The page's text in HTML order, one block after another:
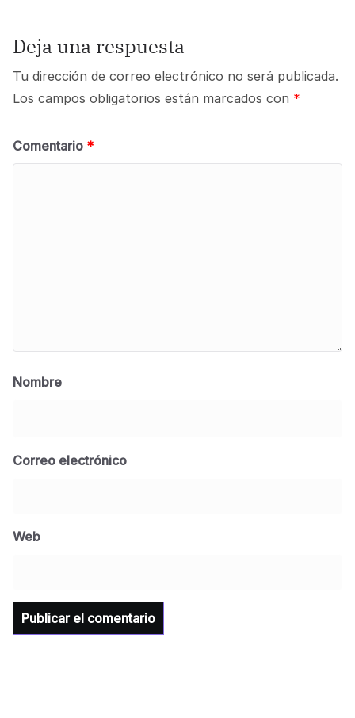
Deja una respuesta
Tu dirección de correo electrónico no será publicada.
Los campos obligatorios están marcados con *
Comentario *
Nombre
Correo electrónico
Web
para la Universidad y para el municipio